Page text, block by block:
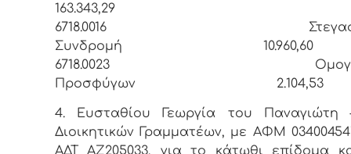
163.343,29
6718.0016
Συνδρομή 10.960,60
6718.0023
Προσφύγων 2.104,53
4. Ευσταθίου Γεωργία του Παναγιώτη
Διοικητικών Γραμματέων, με ΑΦΜ
ΑΔΤ ΑΖ205033, για το κάτωθι επίδομα